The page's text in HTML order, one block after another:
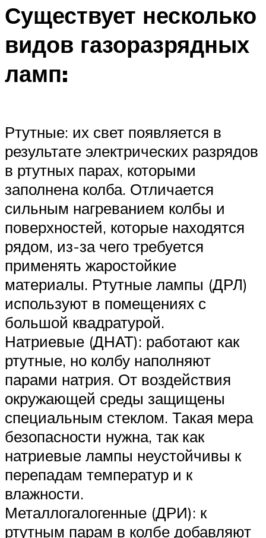
Существует несколько
видов газоразрядных
ламп:
Ртутные: их свет появляется в
результате электрических разрядов
в ртутных парах, которыми
заполнена колба. Отличается
сильным нагреванием колбы и
поверхностей, которые находятся
рядом, из-за чего требуется
применять жаростойкие
материалы. Ртутные лампы (ДРЛ)
используют в помещениях с
большой квадратурой.
Натриевые (ДНАТ): работают как
ртутные, но колбу наполняют
парами натрия. От воздействия
окружающей среды защищены
специальным стеклом. Такая мера
безопасности нужна, так как
натриевые лампы неустойчивы к
перепадам температур и к
влажности.
Металлогалогенные (ДРИ): к
ртутным парам в колбе добавляют